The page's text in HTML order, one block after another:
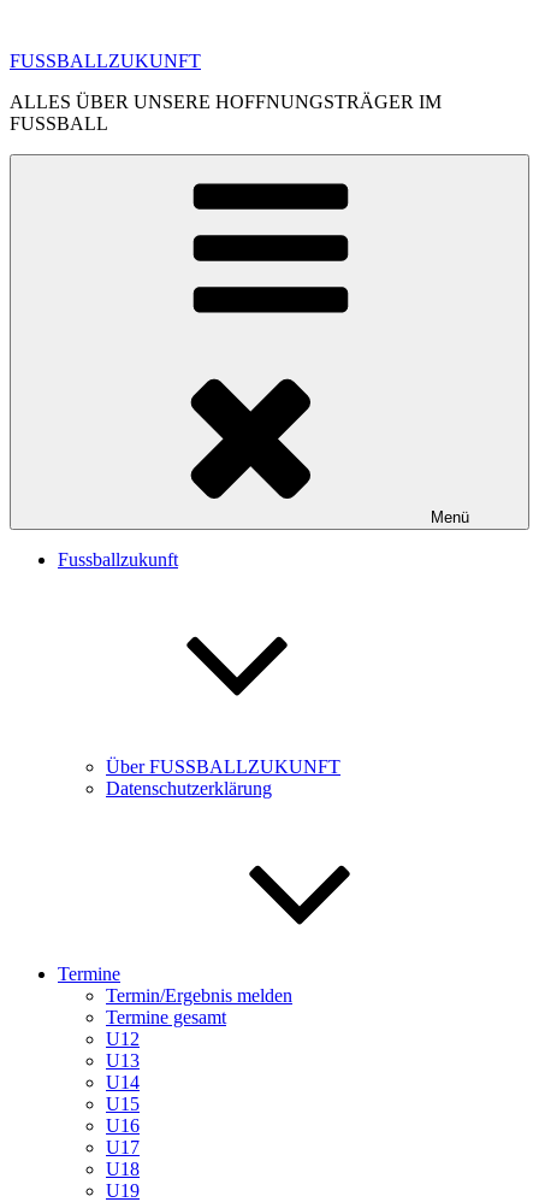
springen
FUSSBALLZUKUNFT
ALLES ÜBER UNSERE HOFFNUNGSTRÄGER IM
FUSSBALL
Menü
Fussballzukunft
Über FUSSBALLZUKUNFT
Datenschutzerklärung
Termine
Termin/Ergebnis melden
Termine gesamt
U12
U13
U14
U15
U16
U17
U18
U19